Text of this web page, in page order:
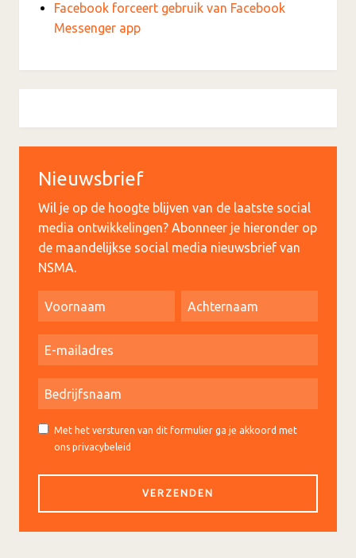
Facebook forceert gebruik van Facebook
Messenger app
Nieuwsbrief
Wil je op de hoogte blijven van de laatste social
media ontwikkelingen? Abonneer je hieronder op
de maandelijkse social media nieuwsbrief van
NSMA.
Met het versturen van dit formulier ga je akkoord met
ons privacybeleid